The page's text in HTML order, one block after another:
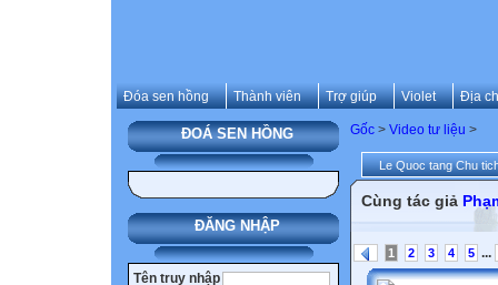
Đóa sen hồng Thành viên Trợ giúp Violet Địa
ĐOÁ SEN HỒNG
ĐĂNG NHẬP
Tên truy nhập
Gốc > Video tư liệu >
Le Quoc tang Chu
Cùng tác giả
1 2 3 4 5 ...